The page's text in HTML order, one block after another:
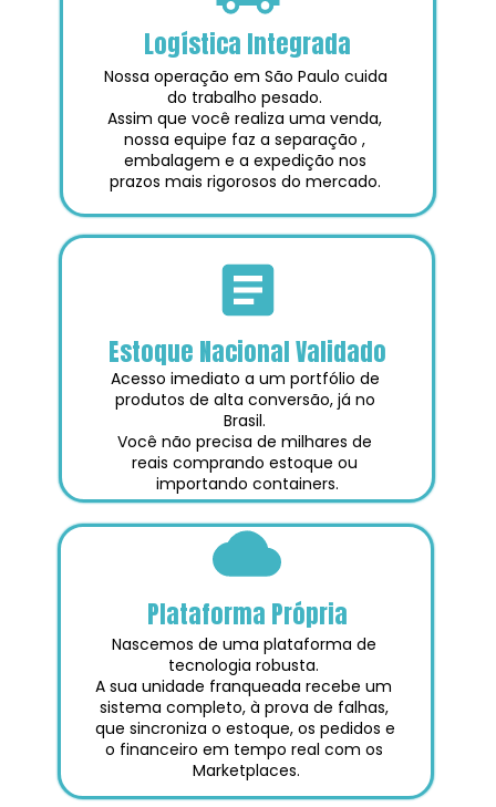
Estoque Nacional Validado
Logística Integrada
Nossa operação em São Paulo cuida
do trabalho pesado.
Assim que você realiza uma venda,
nossa equipe faz a separação ,
embalagem e a expedição nos
prazos mais rigorosos do mercado.
Acesso imediato a um portfólio de
produtos de alta conversão, já no
Brasil.
Você não precisa de milhares de
reais comprando estoque ou
importando containers.
Plataforma Própria
Nascemos de uma plataforma de
tecnologia robusta.
A sua unidade franqueada recebe um
sistema completo, à prova de falhas,
que sincroniza o estoque, os pedidos e
o financeiro em tempo real com os
Marketplaces.